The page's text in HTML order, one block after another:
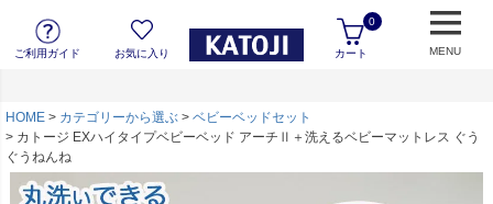
ご利用ガイド お気に入り カート
0
MENU
HOME カテゴリーから選ぶ
ベビーベッドセット
カトージ EXハイタイプベビーベッド アーチⅡ＋洗えるベビーマットレス ぐう
ぐうねんね